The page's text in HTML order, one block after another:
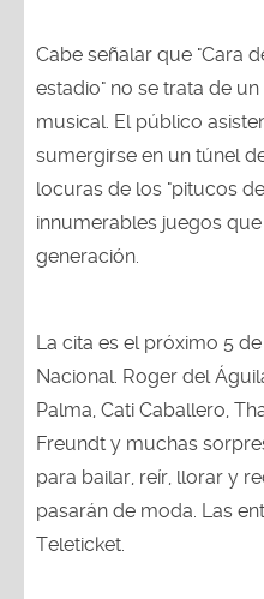
Cabe señalar que "Cara
estadio" no se trata de
musical. El público
sumergirse en un túnel
locuras de los "pitucos
innumerables juegos
generación.
La cita es el próximo 5
Nacional. Roger del
Palma, Cati Caballero,
Freundt y muchas
para bailar, reír, llorar y
pasarán de moda. Las
Teleticket.